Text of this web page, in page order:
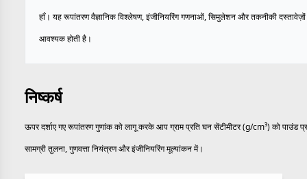
हाँ। यह रूपांतरण वैज्ञानिक विश्लेषण, इंजीनियरिंग गणनाओं, सिमुलेशन और तकनीकी
आवश्यक होती है।
निष्कर्ष
ऊपर दर्शाए गए रूपांतरण गुणांक को लागू करके आप ग्राम प्रति घन सेंटीमीटर (g/cm³) को
सामग्री तुलना, गुणवत्ता नियंत्रण और इंजीनियरिंग मूल्यांकन में।